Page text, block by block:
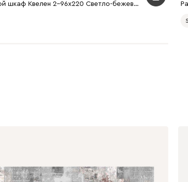
Распашной шкаф Квелен 2-96x220 Светло-бежевый